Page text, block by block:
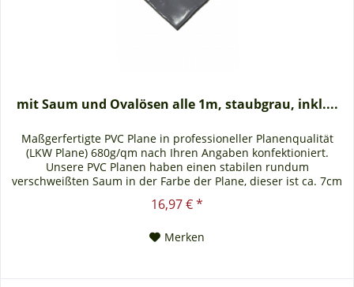
mit Saum und Ovalösen alle 1m, staubgrau, inkl....
Maßgerfertigte PVC Plane in professioneller Planenqualität
(LKW Plane) 680g/qm nach Ihren Angaben konfektioniert.
Unsere PVC Planen haben einen stabilen rundum
verschweißten Saum in der Farbe der Plane, dieser ist ca. 7cm
oder auf Wunsch auch mit Edelstahlösen ausstatten. Die PVC
16,97 € *
Merken